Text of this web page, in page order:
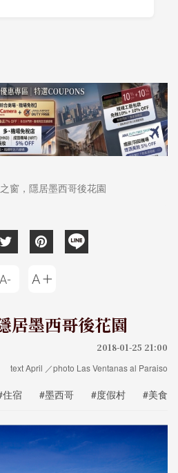
窗，隱居墨西哥後花園
居墨西哥後花園
2018-01-25 21:00
text April ／photo Las Ventanas al Paraiso
住宿 #墨西哥 #度假村 #美食